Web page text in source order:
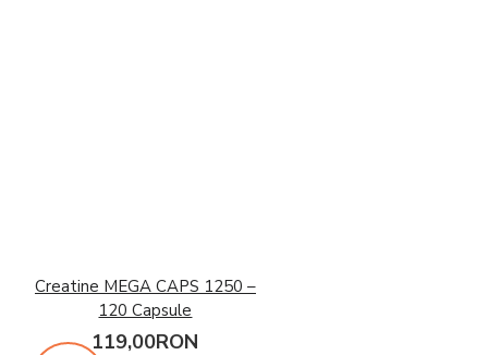
Creatine MEGA CAPS 1250 –
120 Capsule
119,00RON